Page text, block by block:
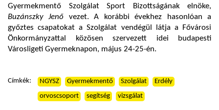
Gyermekmentő Szolgálat Sport Bizottságának elnöke,
Buzánszky Jenő vezet. A korábbi évekhez hasonlóan a
győztes csapatokat a Szolgálat vendégül látja a Fővárosi
Önkormányzattal közösen szervezett idei budapesti
Városligeti Gyermeknapon, május 24-25-én.
Címkék: NGYSZ Gyermekmentő Szolgálat
Erdély
orvoscsoport
segítség vizsgálat